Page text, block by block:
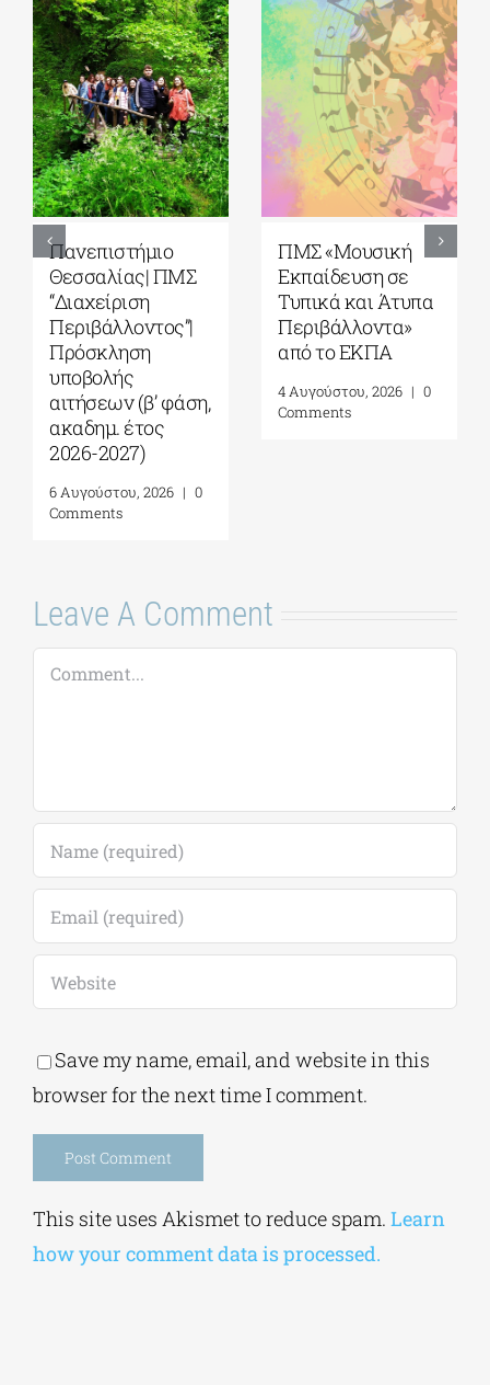
ΠΜΣ «Μουσική
Εκπαίδευση σε
Τυπικά και Άτυπα
Περιβάλλοντα»
από το ΕΚΠΑ
4 Αυγούστου, 2026 |
Comments
5ο Διεθνές Θερινό
Σχολείο Καβάλας
από το Αnatolia
American
University|
Συμφιλίωση και
Σχέσεις Καλής
Save my name, email, and website in this
browser for the next time I comment.